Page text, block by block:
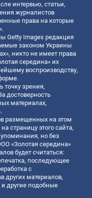
интервью, статьи,
журналистов
права на которые
Getty Images редакция
законом Украины
никто не имеет права
середина» их
воспроизводству,
точку зрения,
достоверность
материалах,
размещенных на этом
страницу этого сайта,
упоминания, но без
«Золотая середина»
будет считаться:
последующее
с
других материалов,
и другие подобные